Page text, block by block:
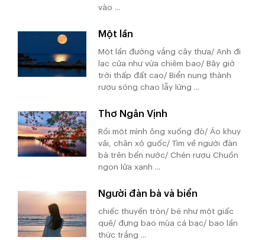
vào ...
Một lần
Một lần đường vắng cây thưa/ Anh đi
lạc cửa như vừa chiêm bao/ Bây giờ
trời thấp đất cao/ Biển nung thành
rượu sóng chao lẫy lừng ...
Thơ Ngân Vịnh
Rồi một mình ông xuống đò/ Áo khuy
vải, chân xỏ guốc/ Tìm về người đàn
bà trên bến nước/ Chén rượu Chuồn
ngọn lửa xanh ...
Người đàn bà và biển
chiếc thuyền tròn/ bé như một giấc
quê/ đựng bao mùa cá bạc/ bao lần
thức trắng ...